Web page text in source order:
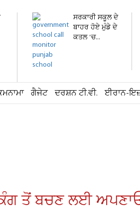
ਸਰਕਾਰੀ ਸਕੂਲ ਦੇ
ਬਾਹਰ ਹੋਏ ਮੁੰਡੇ ਦੇ
ਕਤਲ 'ਚ...
ਗੈਜੇਟ ਦਰਸ਼ਨ ਟੀ.ਵੀ. ਈਰਾਨ-
ਤੋਂ ਬਚਣ ਲਈ